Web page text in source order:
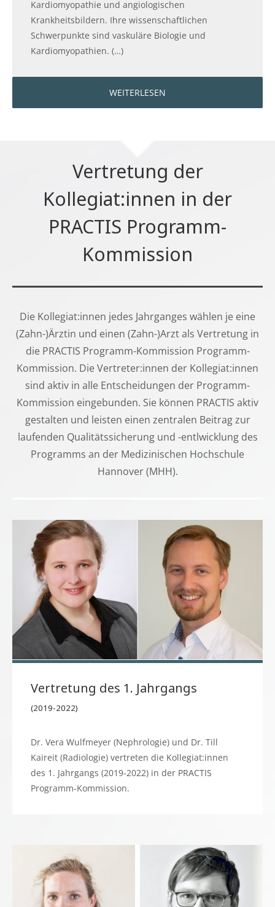
Kardiomyopathie und angiologischen
Krankheitsbildern. Ihre wissenschaftlichen
Schwerpunkte sind vaskuläre Biologie und
Kardiomyopathien. (…)
WEITERLESEN
Vertretung der
Kollegiat:innen in der
PRACTIS Programm-
Kommission
Die Kollegiat:innen jedes Jahrganges wählen je eine
(Zahn-)Ärztin und einen (Zahn-)Arzt als Vertretung in
die PRACTIS Programm-Kommission Programm-
Kommission. Die Vertreter:innen der Kollegiat:innen
sind aktiv in alle Entscheidungen der Programm-
Kommission eingebunden. Sie können PRACTIS aktiv
gestalten und leisten einen zentralen Beitrag zur
laufenden Qualitätssicherung und -entlwicklung des
Programms an der Medizinischen Hochschule
Hannover (MHH).
Vertretung des 1. Jahrgangs
(2019-2022)
Dr. Vera Wulfmeyer (Nephrologie) und Dr. Till
Kaireit (Radiologie) vertreten die Kollegiat:innen
des 1. Jahrgangs (2019-2022) in der PRACTIS
Programm-Kommission.